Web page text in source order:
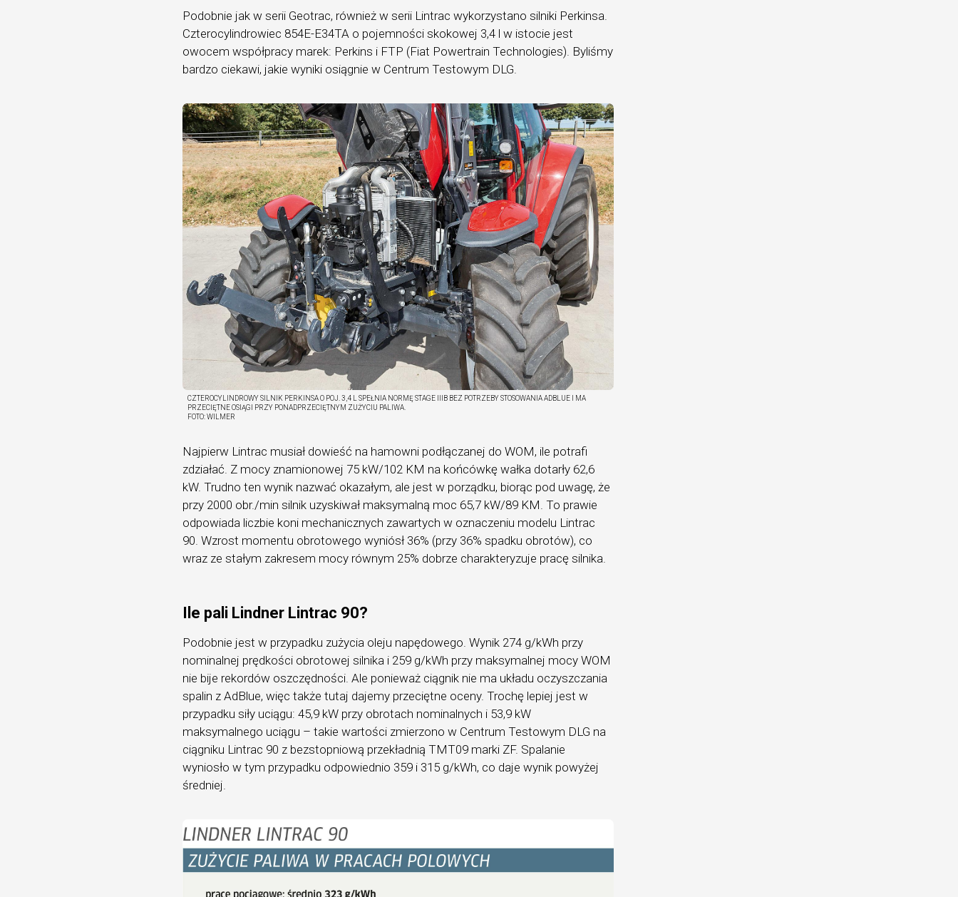
Podobnie jak w serii Geotrac, również w serii Lintrac wykorzystano silniki Perkinsa.
Czterocylindrowiec 854E-E34TA o pojemności skokowej 3,4 l w istocie jest
owocem współpracy marek: Perkins i FTP (Fiat Powertrain Technologies). Byliśmy
bardzo ciekawi, jakie wyniki osiągnie w Centrum Testowym DLG.
CZTEROCYLINDROWY SILNIK PERKINSA O POJ. 3,4 L SPEŁNIA NORMĘ STAGE IIIB BEZ POTRZEBY STOSOWANIA ADBLUE I MA
PRZECIĘTNE OSIĄGI PRZY PONADPRZECIĘTNYM ZUŻYCIU PALIWA.
FOTO:WILMER
Najpierw Lintrac musiał dowieść na hamowni podłączanej do WOM, ile potrafi
zdziałać. Z mocy znamionowej 75 kW/102 KM na końcówkę wałka dotarły 62,6
kW. Trudno ten wynik nazwać okazałym, ale jest w porządku, biorąc pod uwagę, że
przy 2000 obr./min silnik uzyskiwał maksymalną moc 65,7 kW/89 KM. To prawie
odpowiada liczbie koni mechanicznych zawartych w oznaczeniu modelu Lintrac
90. Wzrost momentu obrotowego wyniósł 36% (przy 36% spadku obrotów), co
wraz ze stałym zakresem mocy równym 25% dobrze charakteryzuje pracę silnika.
Ile pali Lindner Lintrac 90?
Podobnie jest w przypadku zużycia oleju napędowego. Wynik 274 g/kWh przy
nominalnej prędkości obrotowej silnika i 259 g/kWh przy maksymalnej mocy WOM
nie bije rekordów oszczędności. Ale ponieważ ciągnik nie ma układu oczyszczania
spalin z AdBlue, więc także tutaj dajemy przeciętne oceny. Trochę lepiej jest w
przypadku siły uciągu: 45,9 kW przy obrotach nominalnych i 53,9 kW
maksymalnego uciągu – takie wartości zmierzono w Centrum Testowym DLG na
ciągniku Lintrac 90 z bezstopniową przekładnią TMT09 marki ZF. Spalanie
wyniosło w tym przypadku odpowiednio 359 i 315 g/kWh, co daje wynik powyżej
średniej.